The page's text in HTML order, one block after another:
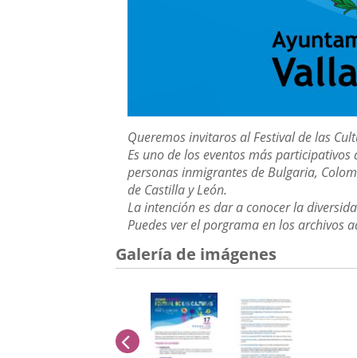
Descripción
Queremos invitaros al Festival de las
Es uno de los eventos más
personas inmigrantes de Bulgaria,
de Castilla y León.
La intención es dar a conocer la
Puedes ver el porgrama en los archivos
Galería de imágenes
anterior